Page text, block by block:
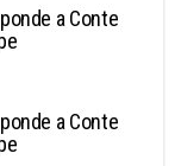
a Conte
a Conte